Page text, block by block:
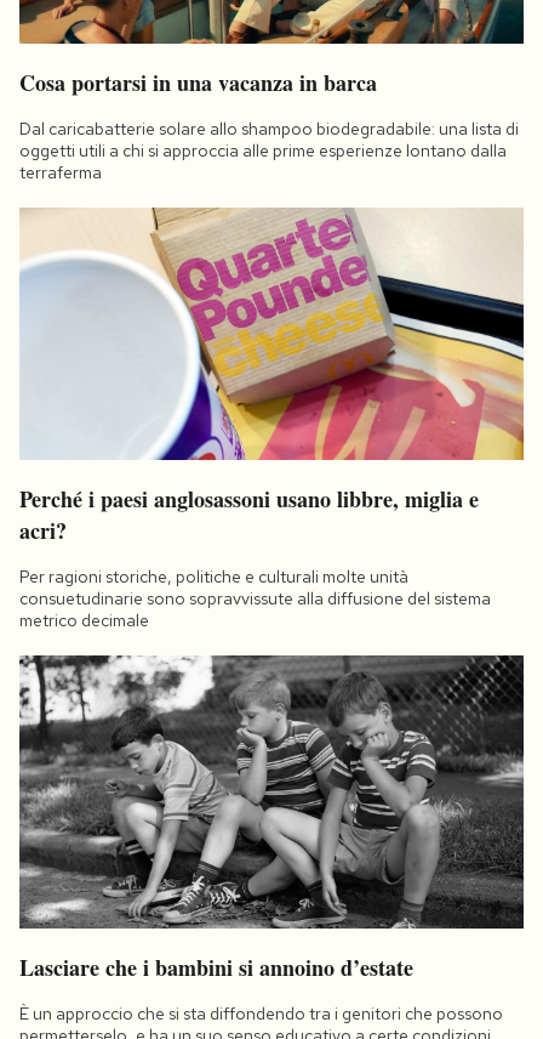
Cosa portarsi in una vacanza in barca
Dal caricabatterie solare allo shampoo biodegradabile: una lista di
oggetti utili a chi si approccia alle prime esperienze lontano dalla
terraferma
Perché i paesi anglosassoni usano libbre, miglia e
acri?
Per ragioni storiche, politiche e culturali molte unità
consuetudinarie sono sopravvissute alla diffusione del sistema
metrico decimale
Lasciare che i bambini si annoino d’estate
È un approccio che si sta diffondendo tra i genitori che possono